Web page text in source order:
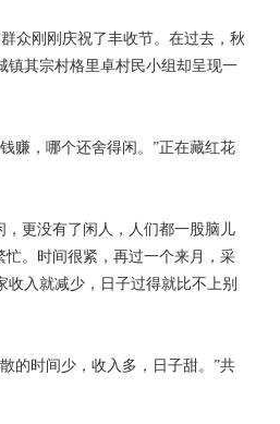
众刚刚庆祝了丰收节。在过去，秋
其宗村格里卓村民小组却呈现一
赚，哪个还舍得闲。”正在藏红花
，更没有了闲人，人们都一股脑儿
。时间很紧，再过一个来月，采
入就减少，日子过得就比不上别
的时间少，收入多，日子甜。”共